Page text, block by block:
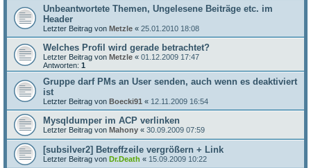
Unbeantwortete Themen, Ungelesene Beiträge etc. im
Header
Letzter Beitrag von Metzle « 25.01.2010 18:08
Welches Profil wird gerade betrachtet?
Letzter Beitrag von Metzle « 01.12.2009 17:47
Antworten: 1
Gruppe darf PMs an User senden, auch wenn es deaktiviert
ist
Letzter Beitrag von Boecki91 « 12.11.2009 16:54
Mysqldumper im ACP verlinken
Letzter Beitrag von Mahony « 30.09.2009 07:59
[subsilver2] Betreffzeile vergrößern + Link
Letzter Beitrag von Dr.Death « 15.09.2009 10:22